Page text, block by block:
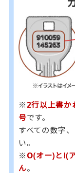
※2行以上書か
号です。
すべての数字
い。
※O(オー)とI(
ん。